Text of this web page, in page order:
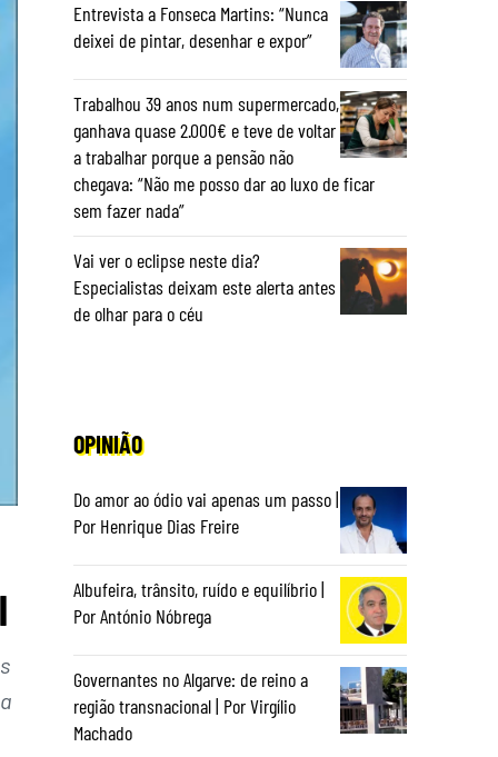
Entrevista a Fonseca Martins: “Nunca
deixei de pintar, desenhar e expor”
Trabalhou 39 anos num supermercado,
ganhava quase 2.000€ e teve de voltar
a trabalhar porque a pensão não
chegava: “Não me posso dar ao luxo de ficar
sem fazer nada”
Vai ver o eclipse neste dia?
Especialistas deixam este alerta antes
de olhar para o céu
OPINIÃO
Do amor ao ódio vai apenas um passo |
Por Henrique Dias Freire
Albufeira, trânsito, ruído e equilíbrio |
Por António Nóbrega
Governantes no Algarve: de reino a
região transnacional | Por Virgílio
Machado